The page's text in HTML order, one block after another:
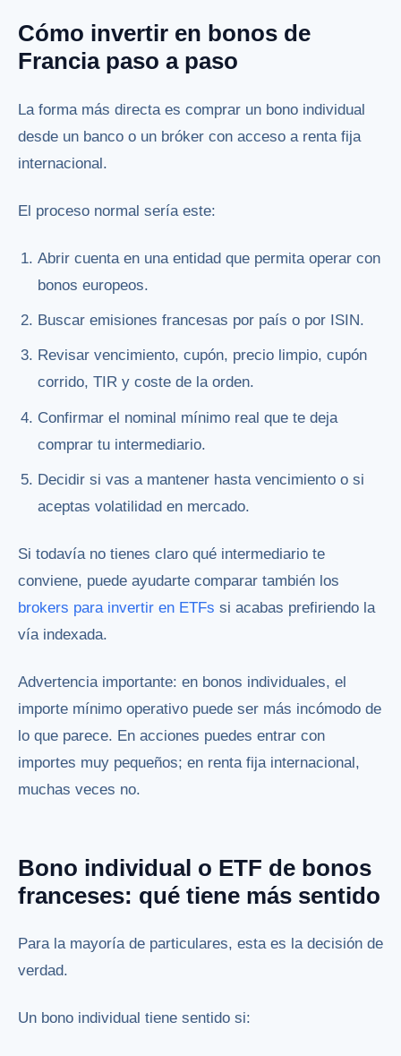
Cómo invertir en bonos de
Francia paso a paso
La forma más directa es comprar un bono individual
desde un banco o un bróker con acceso a renta fija
internacional.
El proceso normal sería este:
Abrir cuenta en una entidad que permita operar con
bonos europeos.
Buscar emisiones francesas por país o por ISIN.
Revisar vencimiento, cupón, precio limpio, cupón
corrido, TIR y coste de la orden.
Confirmar el nominal mínimo real que te deja
comprar tu intermediario.
Decidir si vas a mantener hasta vencimiento o si
aceptas volatilidad en mercado.
Si todavía no tienes claro qué intermediario te
conviene, puede ayudarte comparar también los
brokers para invertir en ETFs si acabas prefiriendo la
vía indexada.
Advertencia importante: en bonos individuales, el
importe mínimo operativo puede ser más incómodo de
lo que parece. En acciones puedes entrar con
importes muy pequeños; en renta fija internacional,
muchas veces no.
Bono individual o ETF de bonos
franceses: qué tiene más sentido
Para la mayoría de particulares, esta es la decisión de
verdad.
Un bono individual tiene sentido si: